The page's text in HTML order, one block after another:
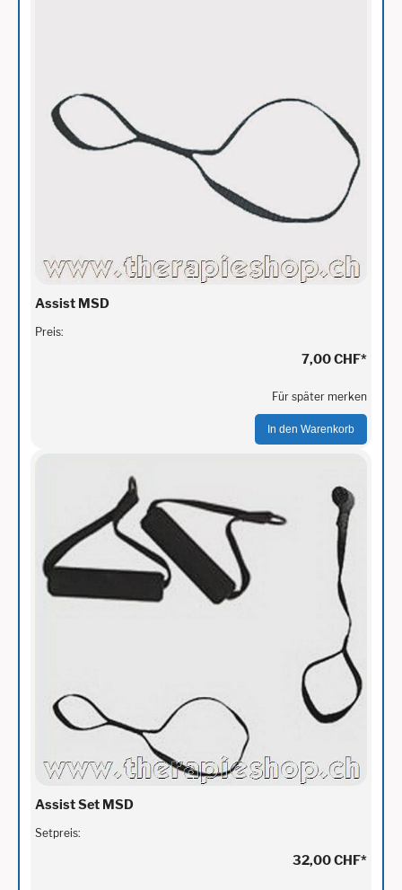
Assist MSD
Preis:
7,00 CHF*
Für später merken
In den Warenkorb
Assist Set MSD
Setpreis:
32,00 CHF*